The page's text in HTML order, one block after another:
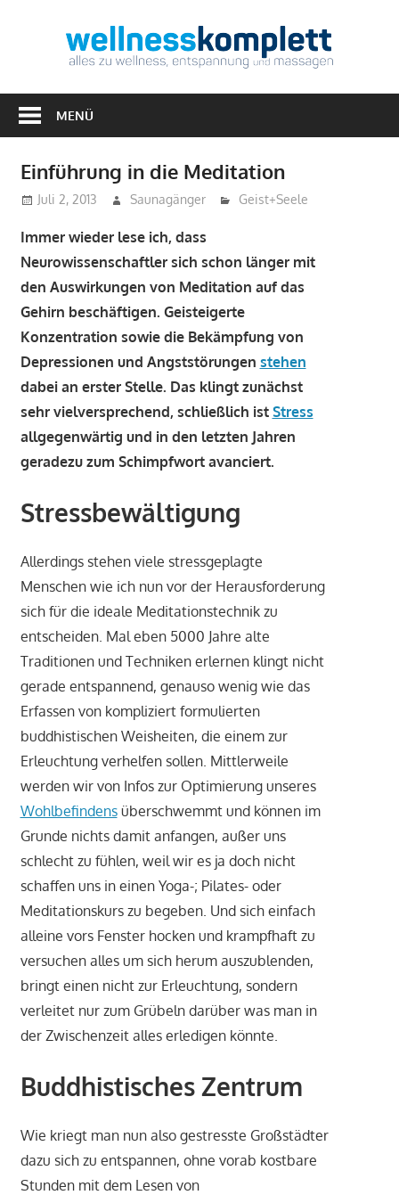
zu
&
Massagen
MENÜ
Einführung in die Meditation
Juli 2, 2013 Saunagänger Geist+Seele
Immer wieder lese ich, dass
Neurowissenschaftler sich schon länger mit
den Auswirkungen von Meditation auf das
Gehirn beschäftigen. Geisteigerte
Konzentration sowie die Bekämpfung von
Depressionen und Angststörungen stehen
dabei an erster Stelle. Das klingt zunächst
sehr vielversprechend, schließlich ist Stress
allgegenwärtig und in den letzten Jahren
geradezu zum Schimpfwort avanciert.
Stressbewältigung
Allerdings stehen viele stressgeplagte
Menschen wie ich nun vor der Herausforderung
sich für die ideale Meditationstechnik zu
entscheiden. Mal eben 5000 Jahre alte
Traditionen und Techniken erlernen klingt nicht
gerade entspannend, genauso wenig wie das
Erfassen von kompliziert formulierten
buddhistischen Weisheiten, die einem zur
Erleuchtung verhelfen sollen. Mittlerweile
werden wir von Infos zur Optimierung unseres
Wohlbefindensüberschwemmt und können im
Grunde nichts damit anfangen, außer uns
schlecht zu fühlen, weil wir es ja doch nicht
schaffen uns in einen Yoga-; Pilates- oder
Meditationskurs zu begeben. Und sich einfach
alleine vors Fenster hocken und krampfhaft zu
versuchen alles um sich herum auszublenden,
bringt einen nicht zur Erleuchtung, sondern
verleitet nur zum Grübeln darüber was man in
der Zwischenzeit alles erledigen könnte.
Buddhistisches Zentrum
Wie kriegt man nun also gestresste Großstädter
dazu sich zu entspannen, ohne vorab kostbare
Stunden mit dem Lesen von